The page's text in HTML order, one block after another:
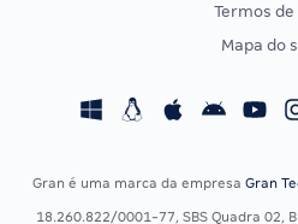
Concursos Fiscais
Termos de
Mapa do
Gran é uma marca da empresa Gran
18.260.822/0001-77, SBS Quadra 02,